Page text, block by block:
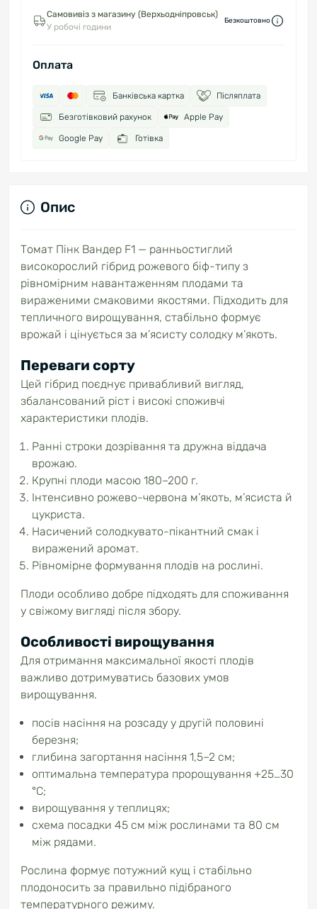
Самовивіз з магазину (Верхьодніпровськ)
У робочі години
Безкоштовно
Оплата
Банківська картка Післяплата
Безготівковий рахунок Apple Pay
Google Pay Готівка
Опис
Томат Пінк Вандер F1 — ранньостиглий
високорослий гібрид рожевого біф-типу з
рівномірним навантаженням плодами та
вираженими смаковими якостями. Підходить для
тепличного вирощування, стабільно формує
врожай і цінується за м’ясисту солодку м’якоть.
Переваги сорту
Цей гібрид поєднує привабливий вигляд,
збалансований ріст і високі споживчі
характеристики плодів.
Ранні строки дозрівання та дружна віддача
врожаю.
Крупні плоди масою 180–200 г.
Інтенсивно рожево-червона м’якоть, м’ясиста й
цукриста.
Насичений солодкувато-пікантний смак і
виражений аромат.
Рівномірне формування плодів на рослині.
Плоди особливо добре підходять для споживання
у свіжому вигляді після збору.
Особливості вирощування
Для отримання максимальної якості плодів
важливо дотримуватись базових умов
вирощування.
посів насіння на розсаду у другій половині
березня;
глибина загортання насіння 1,5–2 см;
оптимальна температура пророщування +25…30
°C;
вирощування у теплицях;
схема посадки 45 см між рослинами та 80 см
між рядами.
Рослина формує потужний кущ і стабільно
плодоносить за правильно підібраного
температурного режиму.